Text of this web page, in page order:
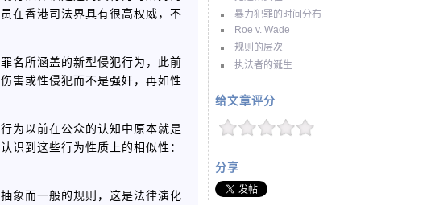
暴力犯罪的时间分布
Roe v. Wade
规则的层次
执法者的诞生
给文章评分
分享
在香港司法界具有很高权威，不
名所涵盖的新型侵犯行为，此前
害或性侵犯而不是强奸，再如性
为以前在公众的认知中原本就是
识到这些行为性质上的相似性：
象而一般的规则，这是法律演化